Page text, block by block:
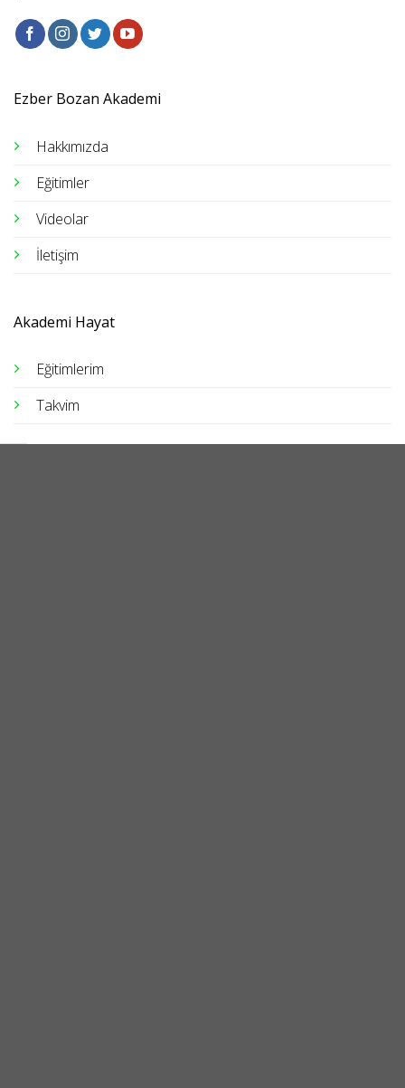
Ezber Bozan Akademi
Hakkımızda
Eğitimler
Videolar
İletişim
Akademi Hayat
Eğitimlerim
Takvim